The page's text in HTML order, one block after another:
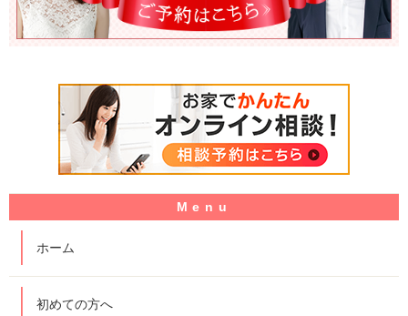
ホーム
初めての方へ